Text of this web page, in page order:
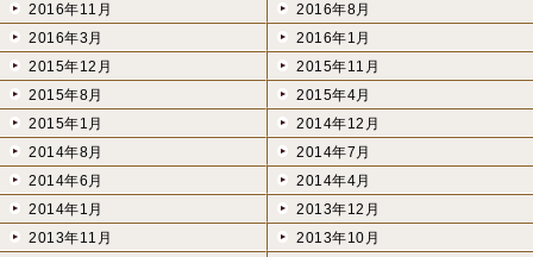
2016年11月
2016年8月
2016年3月
2016年1月
2015年12月
2015年11月
2015年8月
2015年4月
2015年1月
2014年12月
2014年8月
2014年7月
2014年6月
2014年4月
2014年1月
2013年12月
2013年11月
2013年10月